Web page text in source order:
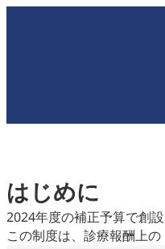
プ
はじめに
2024年度の補正予算で創
この制度は、診療報酬上